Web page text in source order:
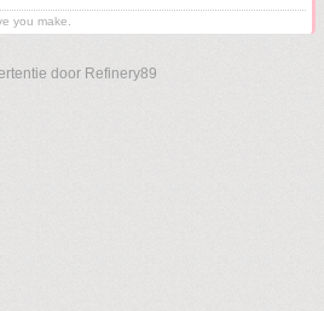
you make.
door Refinery89